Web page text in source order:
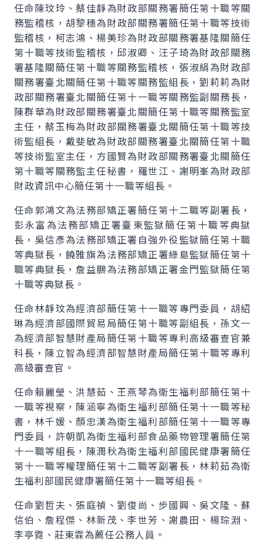
任命陳玟玲、蔡佳靜為財政部關務署簡任第十職等關
務監稽核，胡黎穗為財政部關務署簡任第十職等技術
監稽核，柯志鴻、楊美珍為財政部關務署基隆關簡任
第十職等技術監稽核，邱淑卿、汪子琦為財政部關務
署基隆關簡任第十職等關務監稽核，張淑絹為財政部
關務署臺北關簡任第十職等關務監組長，劉莉莉為財
政部關務署臺北關簡任第十一職等關務監副關務長，
陳群華為財政部關務署臺北關簡任第十職等關務監室
主任，蔡玉梅為財政部關務署臺北關簡任第十職等技
術監組長，戴斐敏為財政部關務署臺北關簡任第十職
等技術監室主任，方國賢為財政部關務署臺北關簡任
第十職等關務監主任秘書，羅世江、謝明峯為財政部
財政資訊中心簡任第十一職等組長。
任命郭鴻文為法務部矯正署簡任第十二職等副署長，
彭永富為法務部矯正署臺東監獄簡任第十職等典獄
長，吳信彥為法務部矯正署自強外役監獄簡任第十職
等典獄長，饒雅旗為法務部矯正署綠島監獄簡任第十
職等典獄長，詹益鵬為法務部矯正署金門監獄簡任第
十職等典獄長。
任命林靜玟為經濟部簡任第十一職等專門委員，胡紹
琳為經濟部國際貿易局簡任第十職等副組長，孫文一
為經濟部智慧財產局簡任第十職等專利高級審查官兼
科長，陳立智為經濟部智慧財產局簡任第十職等專利
高級審查官。
任命賴麗瑩、洪慧茹、王燕琴為衛生福利部簡任第十
一職等視察，陳涵寧為衛生福利部簡任第十一職等秘
書，林千媛、顏忠漢為衛生福利部簡任第十一職等專
門委員，許朝凱為衛生福利部食品藥物管理署簡任第
十一職等組長，陳潤秋為衛生福利部國民健康署簡任
第十一職等權理簡任第十二職等副署長，林莉茹為衛
生福利部國民健康署簡任第十一職等組長。
任命劉哲夫、張庭禎、劉俊尚、步國興、吳文隆、蘇
信伯、詹程傑、林新茂、李世芳、謝農田、楊琮淵、
李亭霓、莊東霖為薦任公務人員。